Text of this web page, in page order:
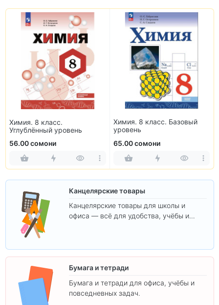
Химия. 8 класс.
Углублённый уровень
56.00 сомони
Химия. 8 класс. Базовый
уровень
65.00 сомони
Канцелярские товары
Канцелярские товары для школы и
офиса — всё для удобства, учёбы и
Бумага и тетради
Бумага и тетради для офиса, учёбы и
повседневных задач.